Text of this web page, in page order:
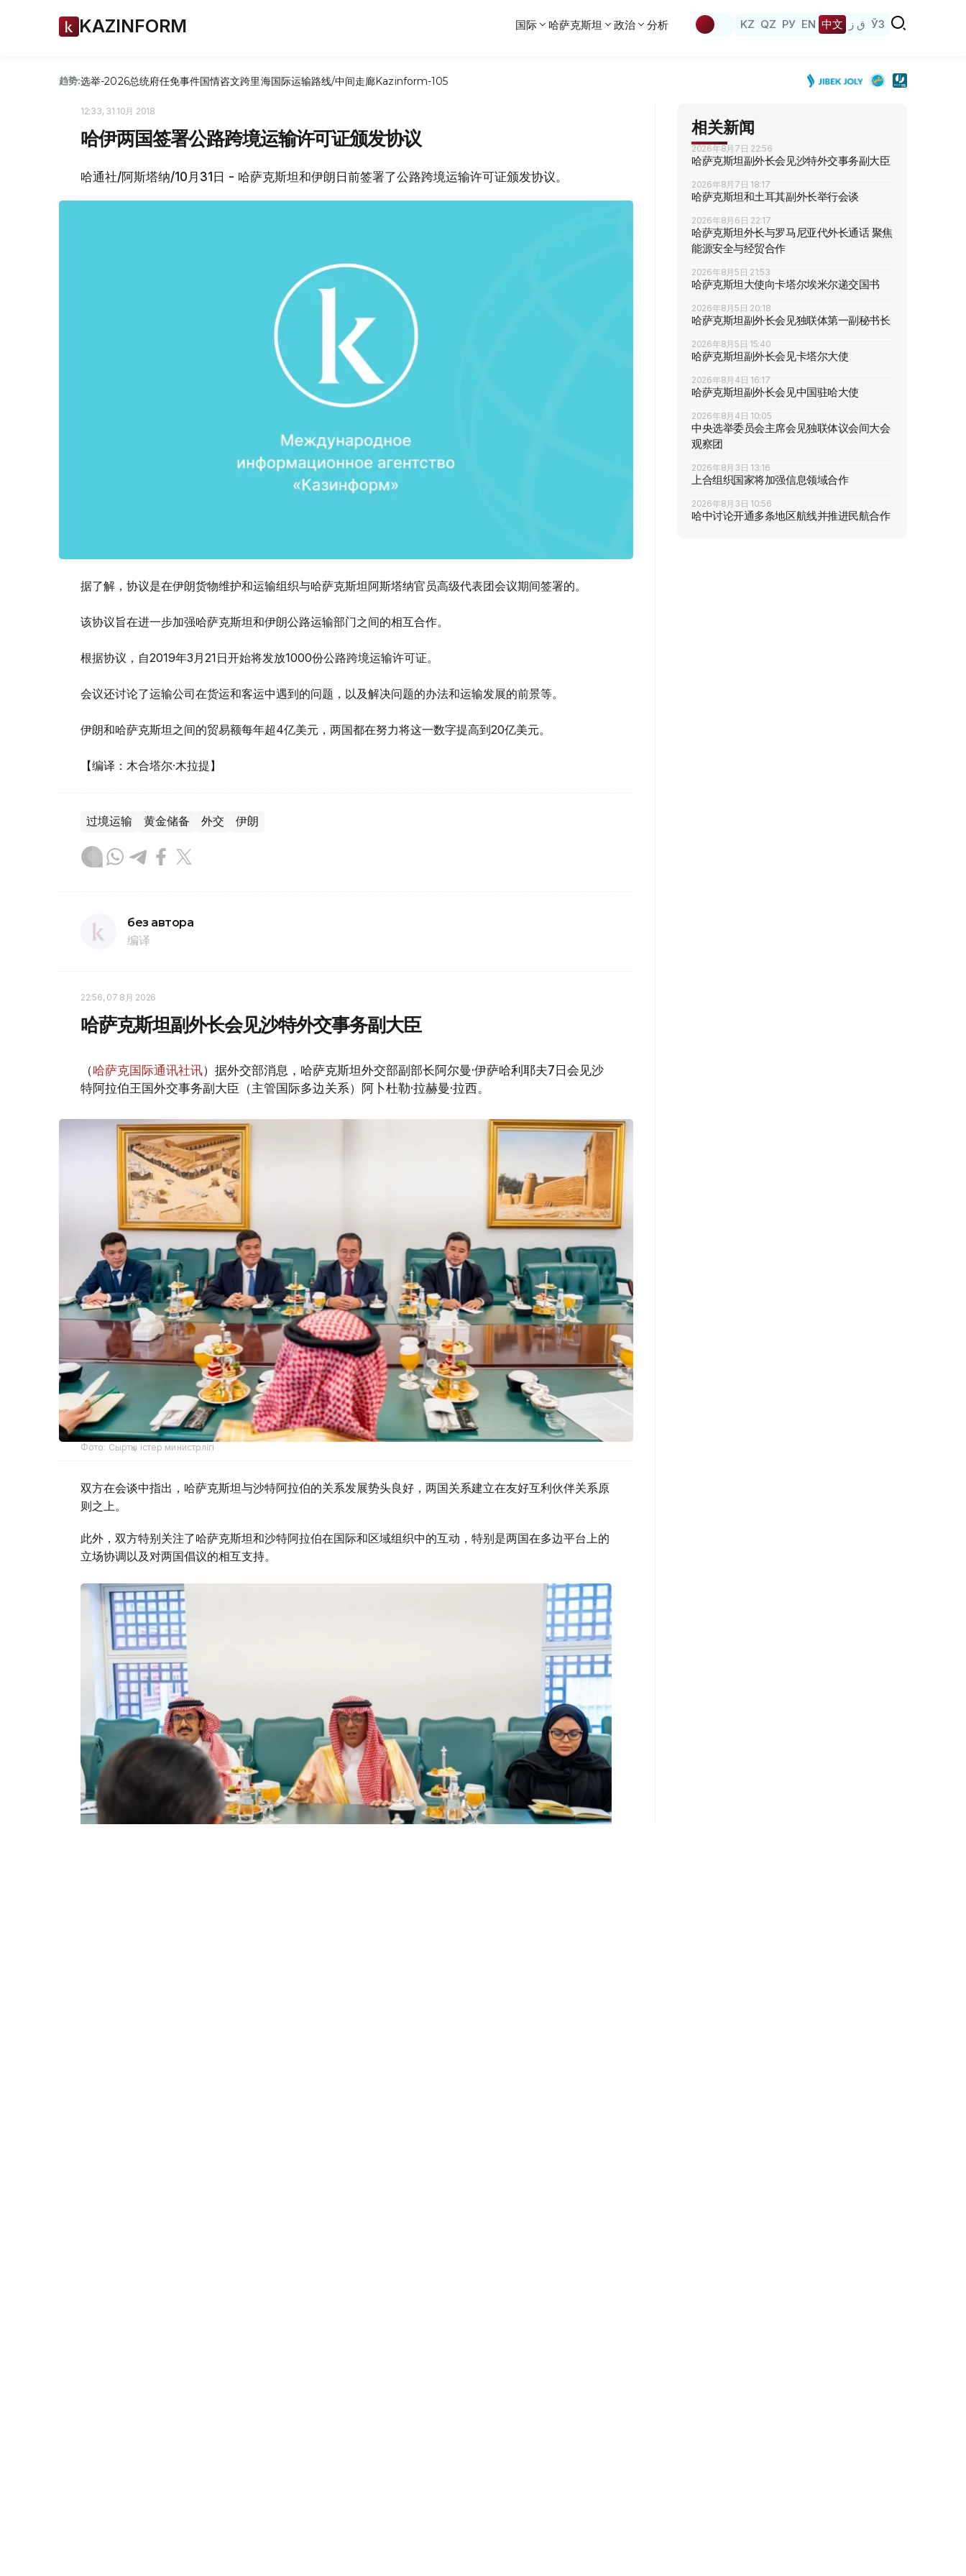
KAZINFORM 国际 哈萨克斯坦 政治 分析 KZ QZ РУ EN 中文 ق ز ЎЗ
趋势:选举-2026总统府任免事件国情咨文跨里海国际运输路线/中间走廊Kazinform-105
12:33, 31 10月 2018
哈伊两国签署公路跨境运输许可证颁发协议
哈通社/阿斯塔纳/10月31日 - 哈萨克斯坦和伊朗日前签署了公路跨境运输许可证颁发协议。
据了解，协议是在伊朗货物维护和运输组织与哈萨克斯坦阿斯塔纳官员高级代表团会议期间签署的。
该协议旨在进一步加强哈萨克斯坦和伊朗公路运输部门之间的相互合作。
根据协议，自2019年3月21日开始将发放1000份公路跨境运输许可证。
会议还讨论了运输公司在货运和客运中遇到的问题，以及解决问题的办法和运输发展的前景等。
伊朗和哈萨克斯坦之间的贸易额每年超4亿美元，两国都在努力将这一数字提高到20亿美元。
【编译：木合塔尔·木拉提】
过境运输 黄金储备 外交 伊朗
без автора
编译
22:56, 07 8月 2026
哈萨克斯坦副外长会见沙特外交事务副大臣
（哈萨克国际通讯社讯）据外交部消息，哈萨克斯坦外交部副部长阿尔曼·伊萨哈利耶夫7日会见沙
特阿拉伯王国外交事务副大臣（主管国际多边关系）阿卜杜勒·拉赫曼·拉西。
Фото: Сыртқы істер министрлігі
双方在会谈中指出，哈萨克斯坦与沙特阿拉伯的关系发展势头良好，两国关系建立在友好互利伙伴关系原
则之上。
此外，双方特别关注了哈萨克斯坦和沙特阿拉伯在国际和区域组织中的互动，特别是两国在多边平台上的
立场协调以及对两国倡议的相互支持。
相关新闻
2026年8月7日 22:56
哈萨克斯坦副外长会见沙特外交事务副大臣
2026年8月7日 18:17
哈萨克斯坦和土耳其副外长举行会谈
2026年8月6日 22:17
哈萨克斯坦外长与罗马尼亚代外长通话 聚焦
能源安全与经贸合作
2026年8月5日 21:53
哈萨克斯坦大使向卡塔尔埃米尔递交国书
2026年8月5日 20:18
哈萨克斯坦副外长会见独联体第一副秘书长
2026年8月5日 15:40
哈萨克斯坦副外长会见卡塔尔大使
2026年8月4日 16:17
哈萨克斯坦副外长会见中国驻哈大使
2026年8月4日 10:05
中央选举委员会主席会见独联体议会间大会
观察团
2026年8月3日 13:16
上合组织国家将加强信息领域合作
2026年8月3日 10:56
哈中讨论开通多条地区航线并推进民航合作